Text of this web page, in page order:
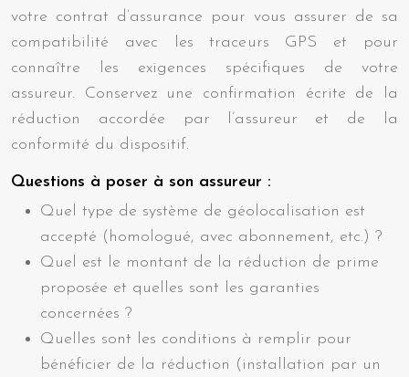
votre contrat d’assurance pour vous assurer de sa
compatibilité avec les traceurs GPS et pour
connaître les exigences spécifiques de votre
assureur. Conservez une confirmation écrite de la
réduction accordée par l’assureur et de la
conformité du dispositif.
Questions à poser à son assureur :
Quel type de système de géolocalisation est
accepté (homologué, avec abonnement, etc.) ?
Quel est le montant de la réduction de prime
proposée et quelles sont les garanties
concernées ?
Quelles sont les conditions à remplir pour
bénéficier de la réduction (installation par un